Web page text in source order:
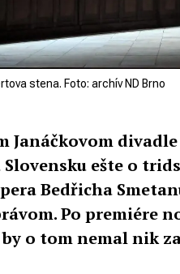
stena. Foto: archív ND Brno
Janáčkovom
Slovensku ešte o
Bedřicha
Po premiére
o tom nemal nik